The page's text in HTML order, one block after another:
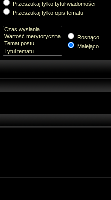
Przeszukaj tylko tytuł wiadomości
Przeszukaj tylko opis tematu
Rosnąco
Malejąco